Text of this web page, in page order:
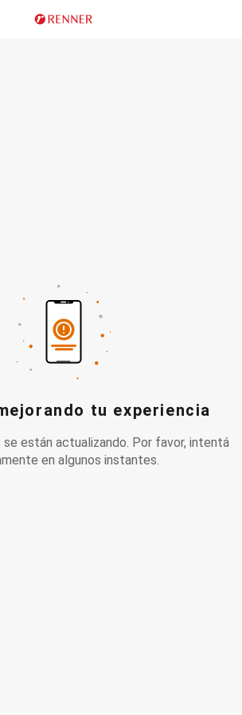
tu experiencia
se están actualizando. Por favor, intentá
en algunos instantes.